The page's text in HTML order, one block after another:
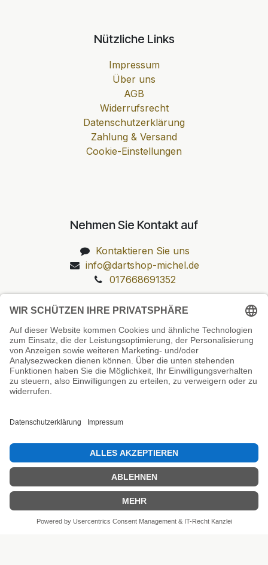
Nützliche Links
Impressum
Über uns
AGB
Widerrufsrecht
Datenschutzerklärung
Zahlung & Versand
Cookie-Einstellungen
Nehmen Sie Kontakt auf
Kontaktieren Sie uns
info@dartshop-michel.de
017668691352
Unsere Prüfsiegel